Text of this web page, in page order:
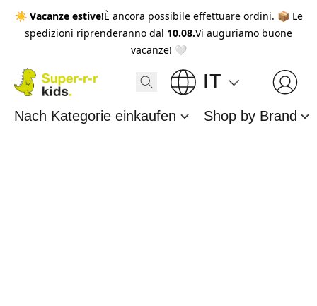
☀️ Vacanze estive!È ancora possibile effettuare ordini. 📦 Le
spedizioni riprenderanno dal 10.08.Vi auguriamo buone
vacanze! 🤍
IT
Nach Kategorie einkaufen Shop by Brand